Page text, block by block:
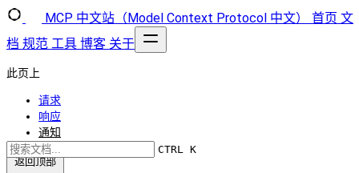
MCP 中文站（Model Context Protocol 中文） 首页 文
档 规范 工具 博客 关于
CTRL K
此页上
请求
响应
通知
返回顶部